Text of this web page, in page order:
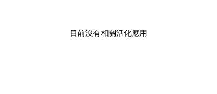
目前沒有相關活化應用